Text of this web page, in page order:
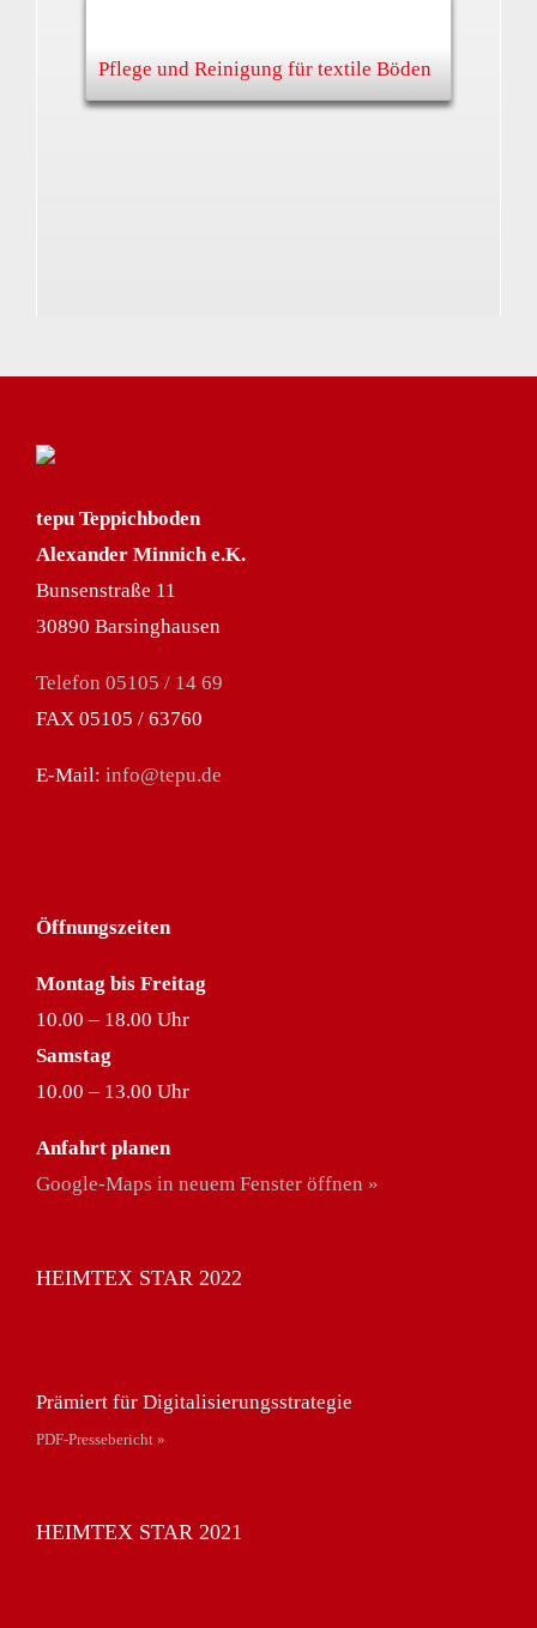
Pflege und Reinigung für textile Böden
tepu Teppichboden
Alexander Minnich e.K.
Bunsenstraße 11
30890 Barsinghausen
Telefon 05105 / 14 69
FAX 05105 / 63760
E-Mail: info@tepu.de
Öffnungszeiten
Montag bis Freitag
10.00 – 18.00 Uhr
Samstag
10.00 – 13.00 Uhr
Anfahrt planen
Google-Maps in neuem Fenster öffnen »
HEIMTEX STAR 2022
Prämiert für Digitalisierungsstrategie
PDF-Pressebericht »
HEIMTEX STAR 2021